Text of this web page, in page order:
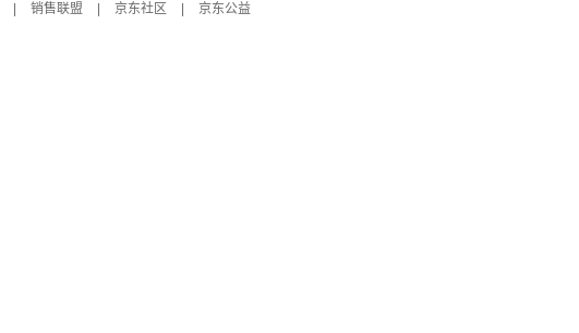
销售联盟 京东社区
京东公益